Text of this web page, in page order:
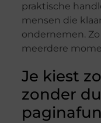
praktische
mensen die
ondernemen.
meerdere
Je kiest
zonder